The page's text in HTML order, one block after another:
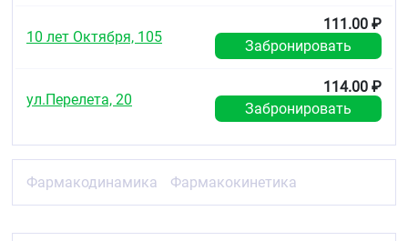
Не использовать позже срока, указанного на
Условия отпуска из аптек
10 лет Октября, 105
111.00 ₽
Забронировать
ул.Перелета, 20
114.00 ₽
Забронировать
Фармакодинамика Фармакокинетика